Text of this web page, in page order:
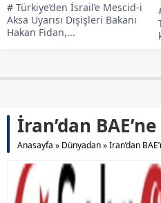
# Türkiye’den İsrail’e Mescid-i
Aksa Uyarısı Dışişleri Bakanı
Hakan Fidan,...
İran’dan
Anasayfa » Dünyadan»İran’dan